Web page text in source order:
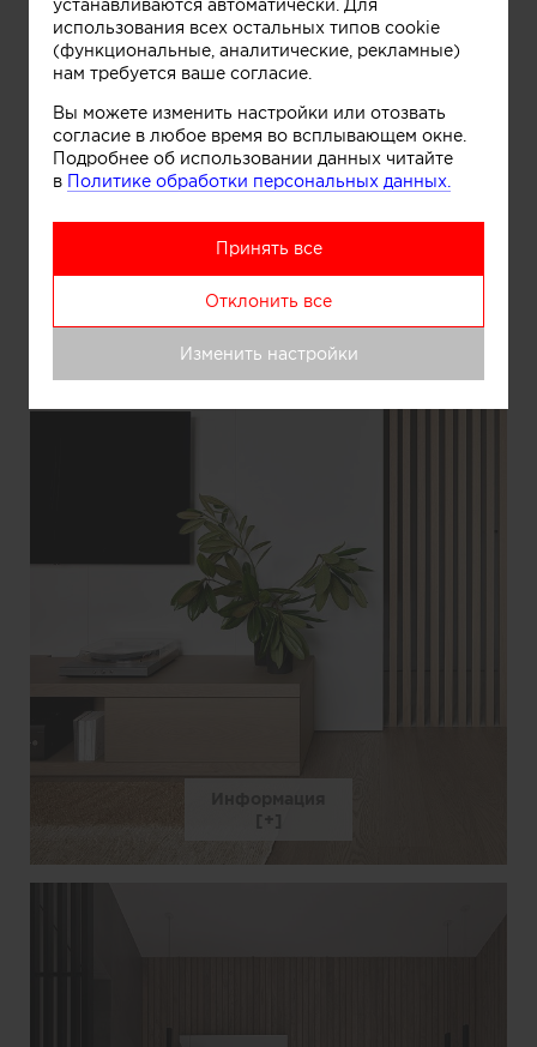
Информация
устанавливаются автоматически. Для
использования всех остальных типов cookie
(функциональные, аналитические, рекламные)
нам требуется ваше согласие.
Вы можете изменить настройки или отозвать
согласие в любое время во всплывающем окне.
Подробнее об использовании данных читайте
в Политике обработки персональных данных.
Принять все
Отклонить все
Изменить настройки